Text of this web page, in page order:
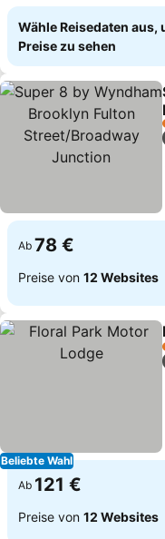
Wähle Reisedaten aus,
Preise zu sehen
Ab 78 €
Preise von 12 Websites
Beliebte Wahl
Ab 121 €
Preise von 12 Websites